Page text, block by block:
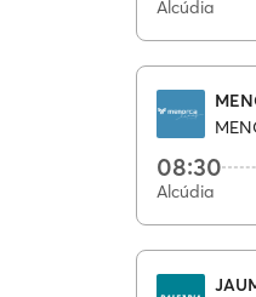
Alcúdia
08:30
Alcúdia